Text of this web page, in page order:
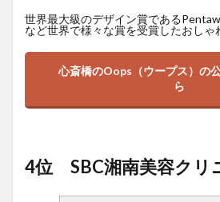
世界最大級のデザイン賞である
など世界で様々な賞を受賞したおしゃ
心斎橋のOops（ウープス）の
ら
4位 SBC湘南美容クリ